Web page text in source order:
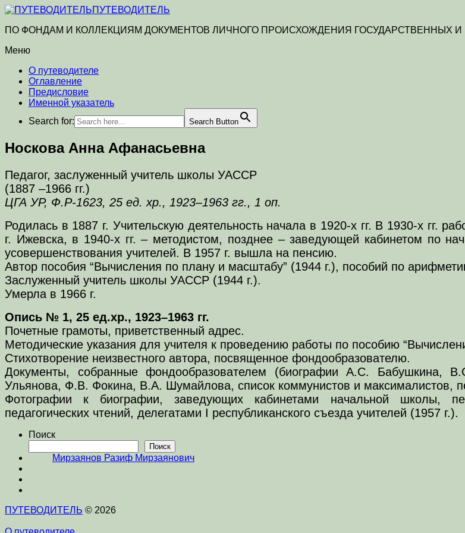
ПУТЕВОДИТЕЛЬ
ПО ФОНДАМ И КОЛЛЕКЦИЯМ ДОКУМЕНТОВ ЛИЧНОГО ПРОИСХОЖДЕНИЯ ГОСУДАРСТВЕННЫХ
Меню
О путеводителе
Оглавление
Предисловие
Именной указатель
Search for:
Search Button
Носкова Анна Афанасьевна
Педагог, заслуженный учитель школы УАССР
(1887 –1966 гг.)
ЦГА УР, Ф.Р-1623, 25 ед. хр., 1923–1963 гг., 1 оп.
Родилась в 1887 г. Учительскую деятельность начала в 1920-х гг. В 1930-х гг.
г. Ижевска, в 1940-х гг. – методистом, позднее – заведующей кабинетом по
усовершенствования учителей. В 1957 г. вышла на пенсию.
Автор пособия “Вычисления по плану и масштабу” (1944 г.), пособий по
Заслуженный учитель школы УАССР (1944 г.).
Умерла в 1966 г.
Опись № 1, 25 ед.хр., 1923–1963 гг.
Почетные грамоты, приветственный адрес.
Методические указания для учителя к проведению работы по пособию
Стихотворение неизвестного автора, посвященное фондообразователю.
Документы, собранные фондообразователем (биографии А.С.
Ульянова, Ф.В. Фокина, В.А. Шумайлова, список коммунистов и максималистов,
Фотографии к биографии, заведующих кабинетами начальной школы,
педагогических чтений, делегатами I республиканского съезда учителей (1957 г.).
Поиск
Поиск
Мирзаянов Разиф Мирзаянович
ПУТЕВОДИТЕЛЬ © 2026